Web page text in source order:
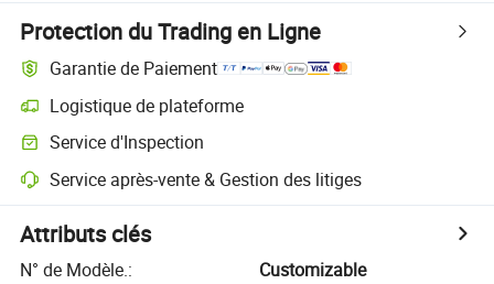
Protection du Trading en Ligne
Garantie de Paiement
Logistique de plateforme
Service d'Inspection
Service après-vente & Gestion des litiges
Attributs clés
N° de Modèle.:
Customizable